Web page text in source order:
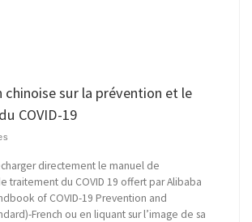
sur la prévention et le
COVID-19
directement le manuel de
traitement du COVID 19 offert par Alibaba
of COVID-19 Prevention and
French ou en liquant sur l’image de sa